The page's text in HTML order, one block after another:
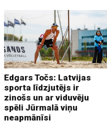
Edgars Točs: Latvijas
sporta līdzjutējs ir
zinošs un ar viduvēju
spēli Jūrmalā viņu
neapmānīsi